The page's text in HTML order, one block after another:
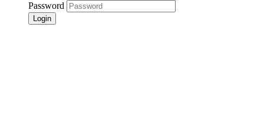
Password